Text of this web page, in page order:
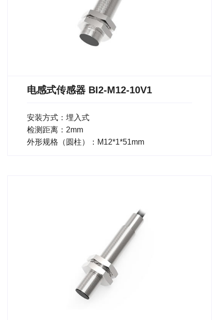
电感式传感器 BI2-M12-10V1
安装方式：埋入式
检测距离：2mm
外形规格（圆柱）：M12*1*51mm